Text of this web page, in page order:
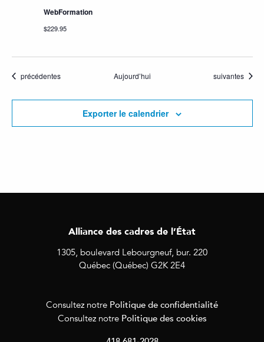
WebFormation
$229.95
Activités
précédentes Aujourd’hui Activités
suivantes
Exporter le calendrier
Alliance des cadres de l’État
1305, boulevard Lebourgneuf, bur. 220
Québec (Québec) G2K 2E4
Consultez notre Politique de confidentialité
Consultez notre Politique des cookies